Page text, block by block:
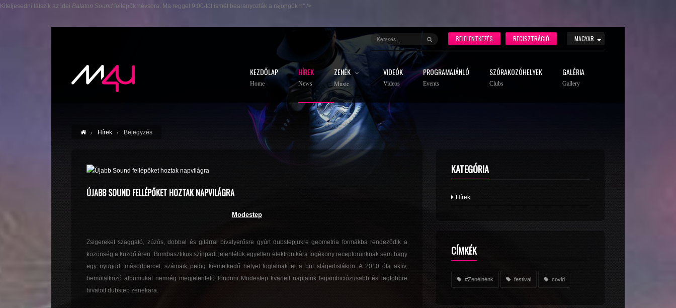
Kiteljesedni látszik az idei Balaton Sound fellépők névsora. Ma reggel 9:00-tól ismét bearanyozták a rajongók n" />
MAGYAR
REGISZTRÁCIÓ
BEJELENTKEZÉS
KEZDŐLAP
Home
HÍREK
News
ZENÉK
Music
VIDEÓK
Videos
PROGRAMAJÁNLÓ
Events
SZÓRAKOZÓHELYEK
Clubs
GALÉRIA
Gallery
Hírek Bejegyzés
ÚJABB SOUND FELLÉPŐKET HOZTAK NAPVILÁGRA
Modestep
Zsigereket szaggató, zúzós, dobbal és gitárral bivalyerősre gyúrt dubstepjükre geometria formákba rendeződik a
közönség a küzdőtéren. Bombasztikus színpadi jelenlétük egyetlen elektronikára fogékony receptorunknak sem hagy
egy nyugodt másodpercet, számaik pedig kiemelkedő helyet foglalnak el a brit slágerlistákon. A 2010 óta aktív,
bemutatkozó albumukat nemrég megjelentető londoni Modestep kvartett napjaink legambiciózusabb és legtöbbre
hivatott dubstep zenekara.
KATEGÓRIA
Hírek
CÍMKÉK
#Zenélnénk festival covid